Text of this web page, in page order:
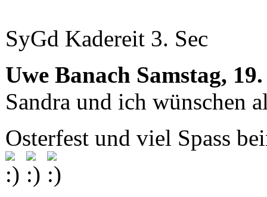
SyGd Kadereit 3. Sec
Uwe Banach Samstag,
Sandra und ich wünschen
Osterfest und viel Spass